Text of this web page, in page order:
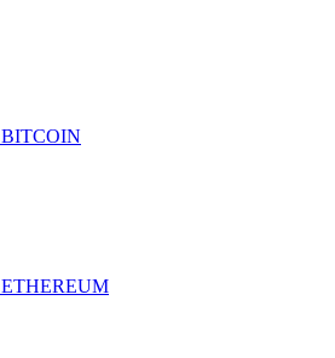
BITCOIN
ETHEREUM